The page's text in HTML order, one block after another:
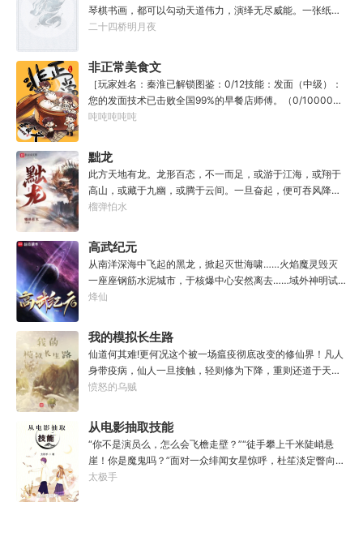
琴棋书画，都可以勾动天道伟力，演绎无尽威能。一张纸可
封万载凶谷，一滴墨可将三千里海域化为永夜。林苏进入这
人毕生难以触摸的天花板，敢与诸子百家圣人争道。精智
计，察人心，演绎兵法三十六计，弹指间可换一国之君。不
知者谓他情种，知他者，言他为真性情。
二十四桥明月夜
非正常美食文
［玩家姓名：秦淮已解锁图鉴：0/12技能：发面（中级）：
您的发面技术已击败全国99%的早餐店师傅。（0/10000）
调馅（高级）：您的调馅水平已击败全国100%的早餐店师
的那一刻，美食文主角迎来了他加载成功的系统。秦淮：美
食文，早说呀，这个他熟！后来——秦淮发现这好像不是个
单纯的美食文系统。好像还加了些奇奇怪怪的东西。连带着
他看邻居、朋友、客人、员工都不太像人……不过没事。遇
事不决，先吃一口！.游戏说明：1.本游戏自由度极高，请玩
力解锁图鉴。3.一切解释归游戏所有。
吨吨吨吨吨
黜龙
此方天地有龙。龙形百态，不一而足，或游于江海，或翔于
高山，或藏于九幽，或腾于云间。一旦奋起，便可吞风降
雪，引江划河，落雷喷火，分山避海。此处人间也有龙。人
之志。一时机发，便可翻云覆雨，决势分野，定鼎问道，证
位成龙。作为一个迷路的穿越者，张行一开始也想成龙，但
后来，他发现这个行当卷的太厉害了，就决定改行，去黜落
群龙。所谓行尽天下路，使天地处处通，黜遍天下龙，使世
间人人可为龙。
榴弹怕水
高武纪元
从南洋深海中飞起的黑龙，掀起灭世海啸……火焰魔灵毁灭
一座座钢筋水泥城市，于核爆中心安然离去……域外神明试
图统治整片星海……这是人类科技高度发达的未来世界。也
源，心怀能观想星海的奇异神宫，在这个世界艰难前行。多
年以后。“我现在的飞行速度是122682米/每秒，力量爆发
是……”李源在距蓝星表层约180公里的大气层中极速飞行，
冰冷眸子盯着昏暗虚空尽头那条形似神话传说中神龙的庞然
大物：“你，应该是所有入侵半神生命体中最强的一个
烽仙
我的模拟长生路
仙道何其难!更何况这个被一场瘟疫彻底改变的修仙界！凡人
身带疫病，仙人一旦接触，轻则修为下降，重则还道于天，
于是仙凡永隔；仙法不可同修，整个修仙界成为了一个巨大
凡尘中打滚，蹉跎一生。好在临终之时终于觉醒异宝，能够
化真为假，将真实的人生转为黄粱一梦，重回刚穿越之时！
于是，李凡开始了他的漫漫长生路！第二世，李凡历时五十
载终权倾天下，但却遍寻世间而不见仙踪。只在人生的末尾
得见仙人痕迹。第三世，李凡殚精竭虑、百般谋划，却终抵
愤怒的乌贼
从电影抽取技能
“你不是演员么，怎么会飞檐走壁？”“徒手攀上千米陡峭悬
崖！你是魔鬼吗？”面对一众绯闻女星惊呼，杜笙淡定瞥向从
影片中获得的绝技：【龙象般若功（紫）：十龙十象之力，
太极手